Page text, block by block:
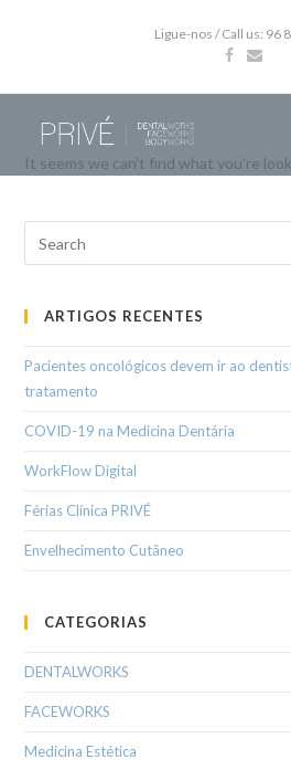
Ligue-nos / Call us: 96
It seems we can’t find what you’re
ARTIGOS RECENTES
Pacientes oncológicos devem ir ao
tratamento
COVID-19 na Medicina Dentária
WorkFlow Digital
Férias Clínica PRIVÉ
Envelhecimento Cutâneo
CATEGORIAS
DENTALWORKS
FACEWORKS
Medicina Estética